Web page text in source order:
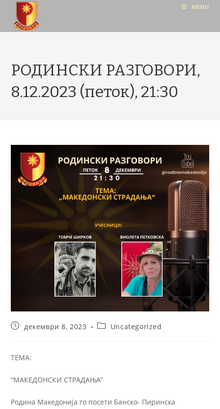
MENU
РОДИНСКИ РАЗГОВОРИ,
8.12.2023 (петок), 21:30
декември 8, 2023 Uncategorized
ТЕМА:
“МАКЕДОНСКИ СТРАДАЊА”
Родина Македонија го посети Банско- Пиринска